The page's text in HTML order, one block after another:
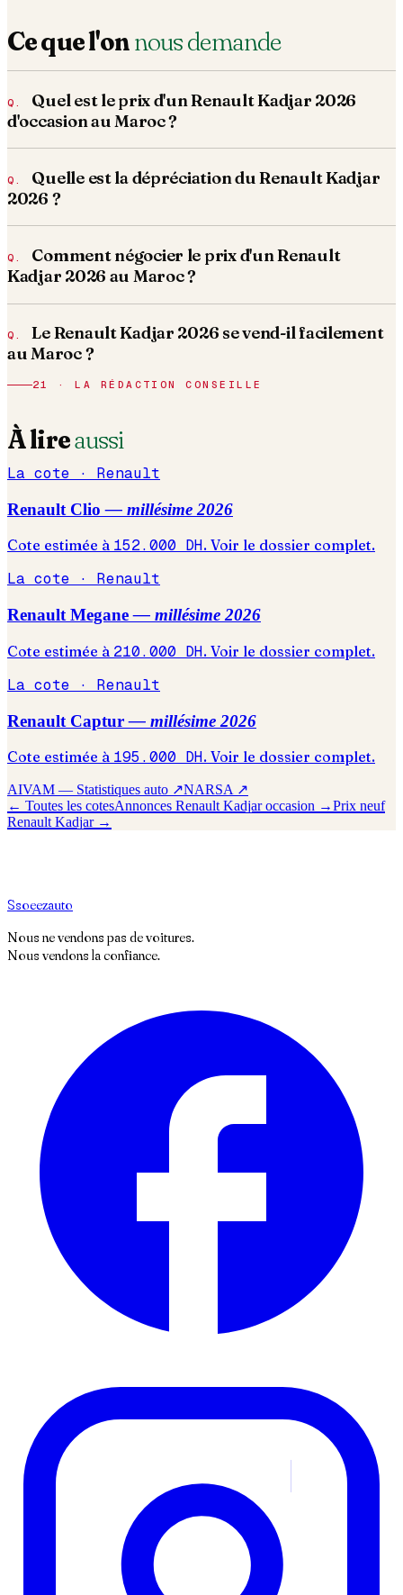
Ce que l'onnous demande
Quel est le prix d'un Renault Kadjar 2026
d'occasion au Maroc ?
Quelle est la dépréciation du Renault Kadjar
2026 ?
Comment négocier le prix d'un Renault
Kadjar 2026 au Maroc ?
Le Renault Kadjar 2026 se vend-il facilement
au Maroc ?
21 · LA RÉDACTION CONSEILLE
À lireaussi
La cote · Renault
Renault Clio — millésime 2026
Cote estimée à 152.000 DH. Voir le dossier complet.
La cote · Renault
Renault Megane — millésime 2026
Cote estimée à 210.000 DH. Voir le dossier complet.
La cote · Renault
Renault Captur — millésime 2026
Cote estimée à 195.000 DH. Voir le dossier complet.
AIVAM — Statistiques auto ↗NARSA ↗
← Toutes les cotesAnnonces Renault Kadjaroccasion →Prix neuf
Renault Kadjar→
Ssoeezauto
Nous ne vendons pas de voitures.
Nous vendons la confiance.